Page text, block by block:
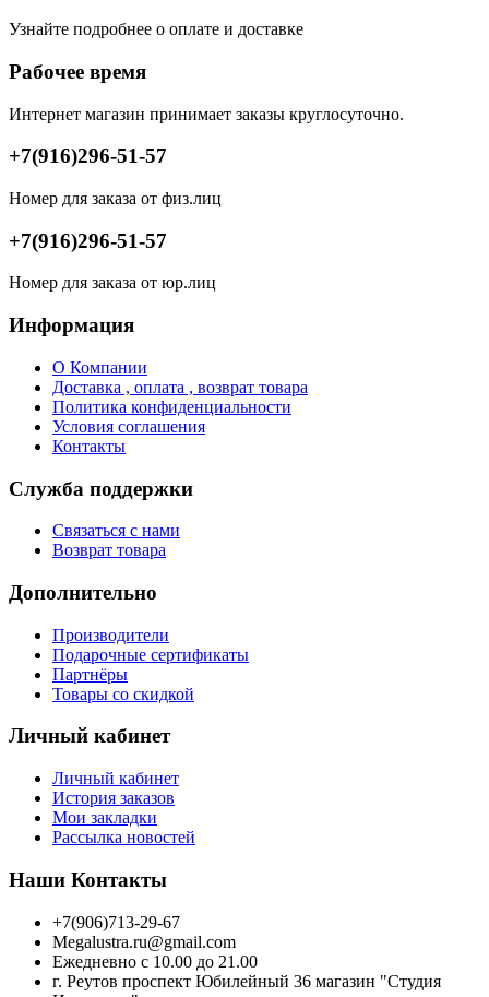
Узнайте подробнее о оплате и доставке
Рабочее время
Интернет магазин принимает заказы круглосуточно.
+7(916)296-51-57
Номер для заказа от физ.лиц
+7(916)296-51-57
Номер для заказа от юр.лиц
Информация
О Компании
Доставка , оплата , возврат товара
Политика конфиденциальности
Условия соглашения
Контакты
Служба поддержки
Связаться с нами
Возврат товара
Дополнительно
Производители
Подарочные сертификаты
Партнёры
Товары со скидкой
Личный кабинет
Личный кабинет
История заказов
Мои закладки
Рассылка новостей
Наши Контакты
+7(906)713-29-67
Megalustra.ru@gmail.com
Ежедневно с 10.00 до 21.00
г. Реутов проспект Юбилейный 36 магазин "Студия